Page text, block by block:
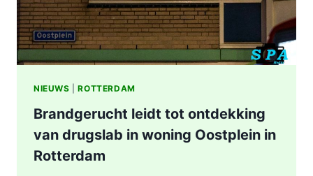
NIEUWS |ROTTERDAM
Brandgerucht leidt tot ontdekking
van drugslab in woning Oostplein in
Rotterdam